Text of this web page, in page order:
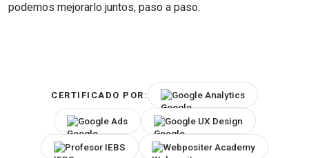
podemos mejorarlo juntos, paso a paso.
CERTIFICADO POR: Google Analytics
Google Ads Google UX Design
Profesor IEBS Webpositer Academy